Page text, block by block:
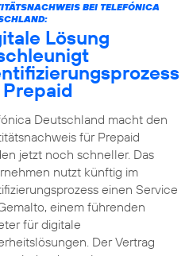
BEI TELEFÓNICA
Lösung
Deutschland macht den
für Prepaid
jetzt noch schneller. Das
nutzt künftig im
einen Service
einem führenden
für digitale
Der Vertrag